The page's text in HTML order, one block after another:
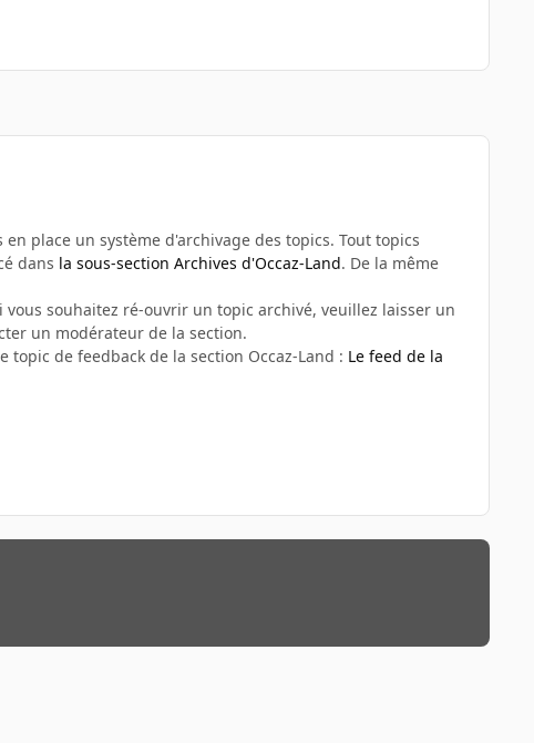
place un système d'archivage des topics. Tout topics
dans la sous-section Archives d'Occaz-Land. De la même
souhaitez ré-ouvrir un topic archivé, veuillez laisser un
un modérateur de la section.
de feedback de la section Occaz-Land : Le feed de la